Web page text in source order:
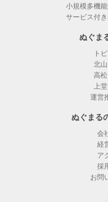
小規模多機
サービス付
ぬぐま
ト
北
高
上
運営
ぬぐまる
会
経
ア
採
お問